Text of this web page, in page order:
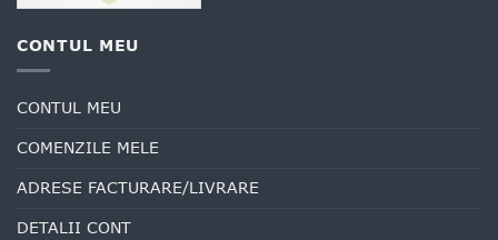
CONTUL MEU
CONTUL MEU
COMENZILE MELE
ADRESE FACTURARE/LIVRARE
DETALII CONT